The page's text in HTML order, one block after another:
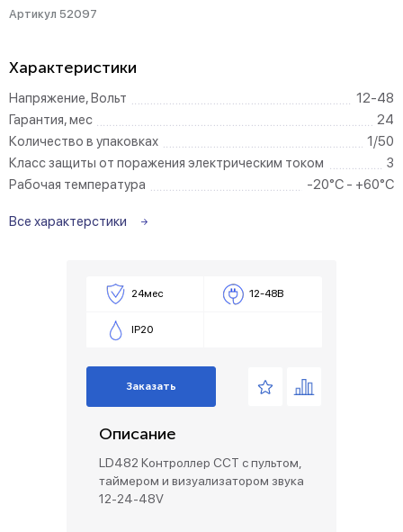
Артикул 52097
Характеристики
Напряжение, Вольт
12-48
Гарантия, мес
24
Количество в упаковках
1/50
Класс защиты от поражения электрическим током
3
Рабочая температура
-20°C - +60°C
Все характерстики
24мес 12-48В
IP20
Заказать
Описание
LD482 Контроллер CCT с пультом,
таймером и визуализатором звука
12-24-48V